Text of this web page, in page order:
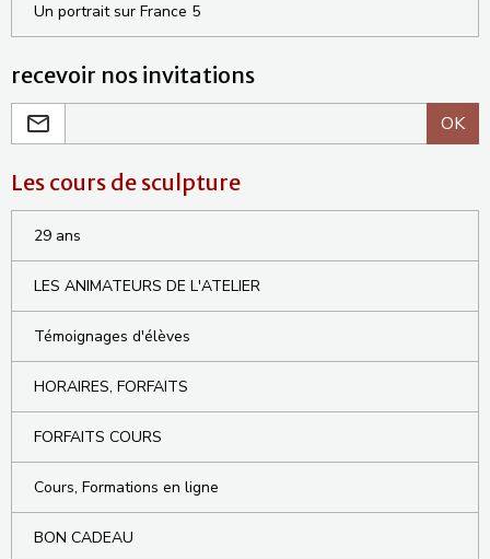
Un portrait sur France 5
recevoir nos invitations
OK
Les cours de sculpture
29 ans
LES ANIMATEURS DE L'ATELIER
Témoignages d'élèves
HORAIRES, FORFAITS
FORFAITS COURS
Cours, Formations en ligne
BON CADEAU